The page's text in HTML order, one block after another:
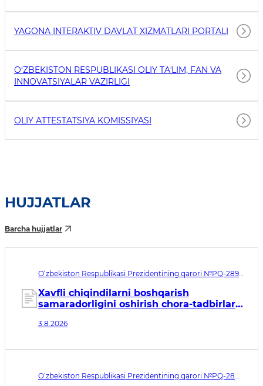
YAGONA INTERAKTIV DAVLAT XIZMATLARI PORTALI
O‘ZBEKISTON RESPUBLIKASI OLIY TAʼLIM, FAN VA
INNOVATSIYALAR VAZIRLIGI
OLIY ATTESTATSIYA KOMISSIYASI
HUJJATLAR
Barcha hujjatlar
O‘zbekiston Respublikasi Prezidentining qarori №PQ-289.
04.08.2026
Xavfli chiqindilarni boshqarish
samaradorligini oshirish chora-tadbirlari
3.8.2026
O‘zbekiston Respublikasi Prezidentining qarori №PQ-288.